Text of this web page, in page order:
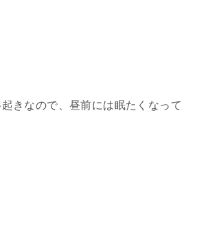
きなので、昼前には眠たくなって